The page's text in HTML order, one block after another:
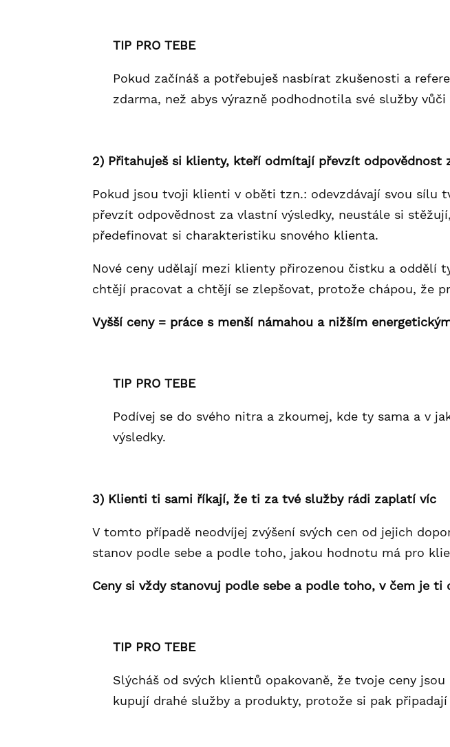
TIP PRO TEBE
Pokud začínáš a potřebuješ nasbírat zkušenosti a
zdarma, než abys výrazně podhodnotila své služby
2) Přitahuješ si klienty, kteří odmítají převzít odpovědnost
Pokud jsou tvoji klienti v oběti tzn.: odevzdávají svou
převzít odpovědnost za vlastní výsledky, neustále si
předefinovat si charakteristiku snového klienta.
Nové ceny udělají mezi klienty přirozenou čistku a
chtějí pracovat a chtějí se zlepšovat, protože chápou, že
Vyšší ceny = práce s menší námahou a nižším
TIP PRO TEBE
Podívej se do svého nitra a zkoumej, kde ty sama a v
výsledky.
3) Klienti ti sami říkají, že ti za tvé služby rádi zaplatí víc
V tomto případě neodvíjej zvýšení svých cen od jejich
stanov podle sebe a podle toho, jakou hodnotu má pro
Ceny si vždy stanovuj podle sebe a podle toho, v čem je ti
TIP PRO TEBE
Slýcháš od svých klientů opakovaně, že tvoje ceny
kupují drahé služby a produkty, protože si pak připadají